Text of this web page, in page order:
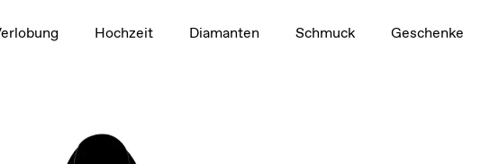
Hochzeit Diamanten Schmuck Geschenke